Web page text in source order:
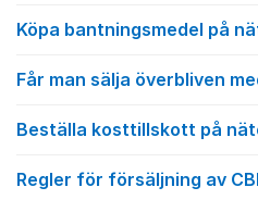
Köpa bantningsmedel på
Får man sälja överbliven
Beställa kosttillskott på
Regler för försäljning av